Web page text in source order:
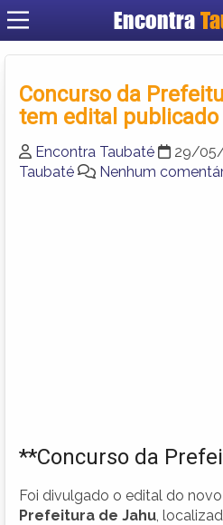
Encontra
Criar
Concurso da
tem edital
Encontra Taubaté 29/
Taubaté
Nenhum
**Concurso da
Foi divulgado o edital do novo
Prefeitura de Jahu ,